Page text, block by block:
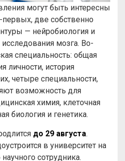
могут быть интересны
две собственно
— нейробиология и
мозга. Во-
специальность: общая
личности, история
четыре специальности,
возможность для
химия, клеточная
биология и генетика.
до 29 августа.
в университет на
сотрудника.